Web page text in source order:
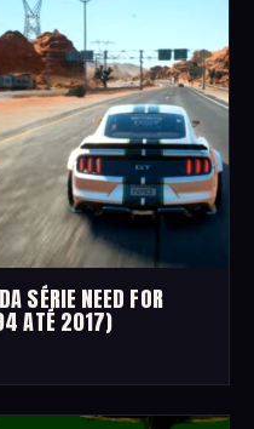
SÉRIE NEED FOR
ATÉ 2017)